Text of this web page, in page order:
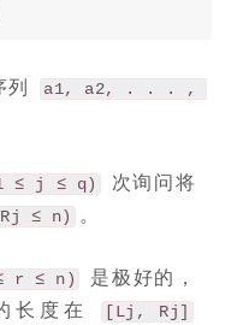
列
a1, a2, . . . ,
≤ j ≤ q)
次询问将
≤ n) 。
r ≤ n)
是极好的，
长度在 [Lj, Rj]